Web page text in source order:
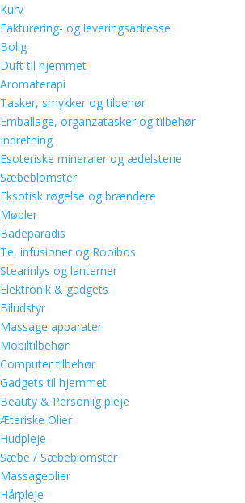
Kurv
Fakturering- og leveringsadresse
Bolig
Duft til hjemmet
Aromaterapi
Tasker, smykker og tilbehør
Emballage, organzatasker og tilbehør
Indretning
Esoteriske mineraler og ædelstene
Sæbeblomster
Eksotisk røgelse og brændere
Møbler
Badeparadis
Te, infusioner og Rooibos
Stearinlys og lanterner
Elektronik & gadgets
Biludstyr
Massage apparater
Mobiltilbehør
Computer tilbehør
Gadgets til hjemmet
Beauty & Personlig pleje
Æteriske Olier
Hudpleje
Sæbe / Sæbeblomster
Massageolier
Hårpleje